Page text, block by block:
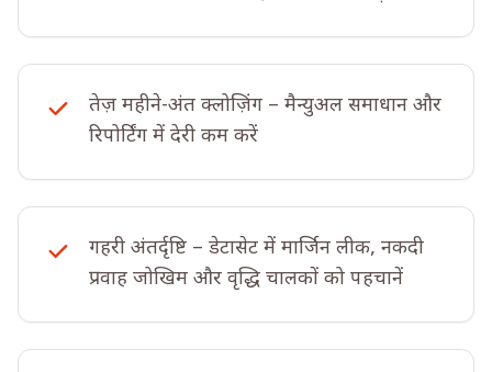
तेज़ महीने-अंत क्लोज़िंग – मैन्युअल समाधान और
रिपोर्टिंग में देरी कम करें
गहरी अंतर्दृष्टि – डेटासेट में मार्जिन लीक, नकदी
प्रवाह जोखिम और वृद्धि चालकों को पहचानें